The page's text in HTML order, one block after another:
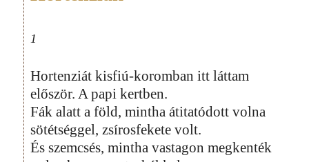
1
Hortenziát kisfiú-koromban itt láttam
először. A papi kertben.
Fák alatt a föld, mintha átitatódott volna
sötétséggel, zsírosfekete volt.
És szemcsés, mintha vastagon megkenték